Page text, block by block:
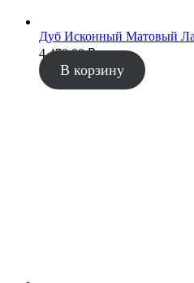
Дуб Исконный Матовый
4 470.00₽
В корзину